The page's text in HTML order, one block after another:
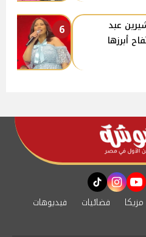
6
عبد
أبرزها
youtube
instagram
tiktok
مزيكا فضائيات
فيديوهات